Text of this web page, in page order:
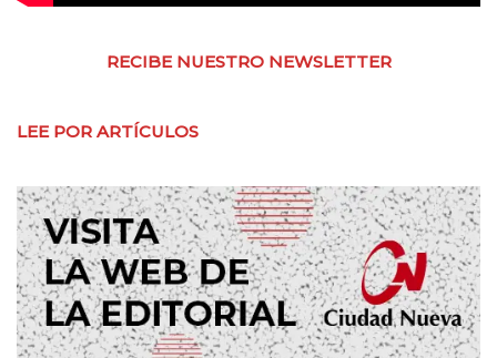
RECIBE NUESTRO NEWSLETTER
LEE POR ARTÍCULOS